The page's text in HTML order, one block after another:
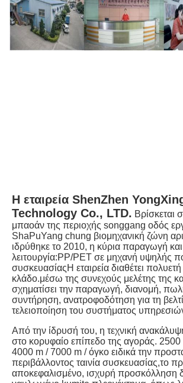
Η εταιρεία ShenZhen
Technology Co., LTD. Βρίσκεται
μπαοάν της περιοχής songgang οδός
ShaPuYang chung βιομηχανική ζώνη
ιδρύθηκε το 2010, η κύρια παραγωγή και
λειτουργία:PP/PET σε μηχανή υψηλής
συσκευασίαςΗ εταιρεία διαθέτει
κλάδο.μέσω της συνεχούς μελέτης της
σχηματίσει την παραγωγή, διανομή,
συντήρηση, ανατροφοδότηση για τη
τελειοποίηση του συστήματος
Από την ίδρυσή του, η τεχνική
στο κορυφαίο επίπεδο της αγοράς.
4000 m / 7000 m / όγκο ειδικά την
περιβάλλοντος ταινία συσκευασίας,το
αποκεφαλισμένο, ισχυρή προσκόλληση